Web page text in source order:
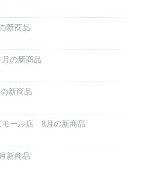
新商品
の新商品
新商品
モール店 8月の新商品
新商品